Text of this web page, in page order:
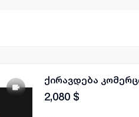
ქირავდება
2,080 $